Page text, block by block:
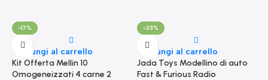
-17%
Aggiungi al carrello
Kit Offerta Mellin 10
Omogeneizzati 4 carne 2
-33%
Aggiungi al carrello
Jada Toys Modellino di auto
Fast & Furious Radio